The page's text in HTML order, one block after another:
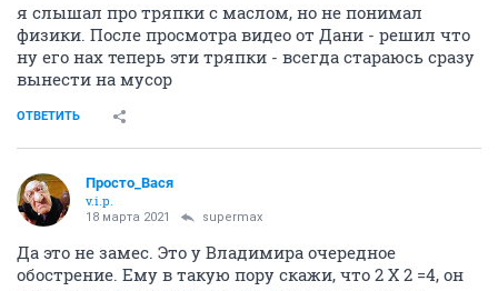
я слышал про тряпки с маслом, но не понимал
физики. После просмотра видео от Дани - решил что
ну его нах теперь эти тряпки - всегда стараюсь сразу
вынести на мусор
ОТВЕТИТЬ
Просто_Вася
v.i.p.
18 марта 2021 supermax
Да это не замес. Это у Владимира очередное
обострение. Ему в такую пору скажи, что 2 Х 2 =4, он